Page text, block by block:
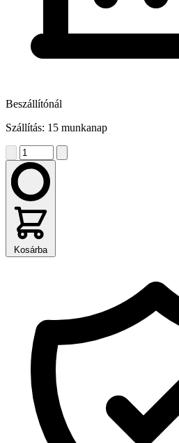
Beszállítónál
Szállítás: 15 munkanap
Kosárba